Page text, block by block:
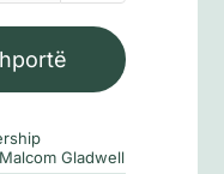
Malcom Gladwell